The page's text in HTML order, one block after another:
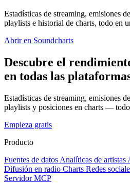
Estadísticas de streaming, emisiones
playlists e historial de charts, todo en
Abrir en Soundcharts
Descubre el
en todas las
Estadísticas de streaming, emisiones
playlists y posiciones en charts —
Empieza gratis
Producto
Fuentes de datos Analíticas de artistas
Difusión en radio Charts Redes
Servidor MCP